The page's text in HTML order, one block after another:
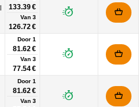
133.39 €
Van 3
126.72 €
Door 1
81.62 €
Van 3
77.54 €
Door 1
81.62 €
Van 3